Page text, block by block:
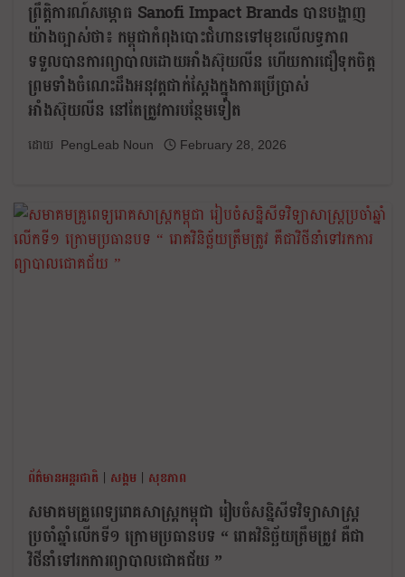
ព្រឹត្តិការណ៍សម្ភោធ Sanofi Impact Brands បានបង្ហាញ
យ៉ាងច្បាស់ថា៖ កម្ពុជាកំពុងបោះជំហានទៅមុខលើលទ្ធភាព
ទទួលបានការព្យាបាលដោយអាំងស៊ុយលីន ហើយការជឿទុកចិត្ត
ព្រមទាំងចំណេះដឹងអនុវត្តជាក់ស្តែងក្នុងការប្រើប្រាស់
អាំងស៊ុយលីន នៅតែត្រូវការបន្ថែមទៀត
PengLeab Noun February 28, 2026
ព័ត៌មានអន្តរជាតិ | សង្គម | សុខភាព
សមាគមគ្រូពេទ្យរោគសាស្ត្រកម្ពុជា រៀបចំសន្និសីទវិទ្យាសាស្ត្រ
ប្រចាំឆ្នាំលើកទី១ ក្រោមប្រធានបទ “ រោគវិនិច្ឆ័យត្រឹមត្រូវ គឺជា
វិថីនាំទៅរកការព្យាបាលជោគជ័យ ”